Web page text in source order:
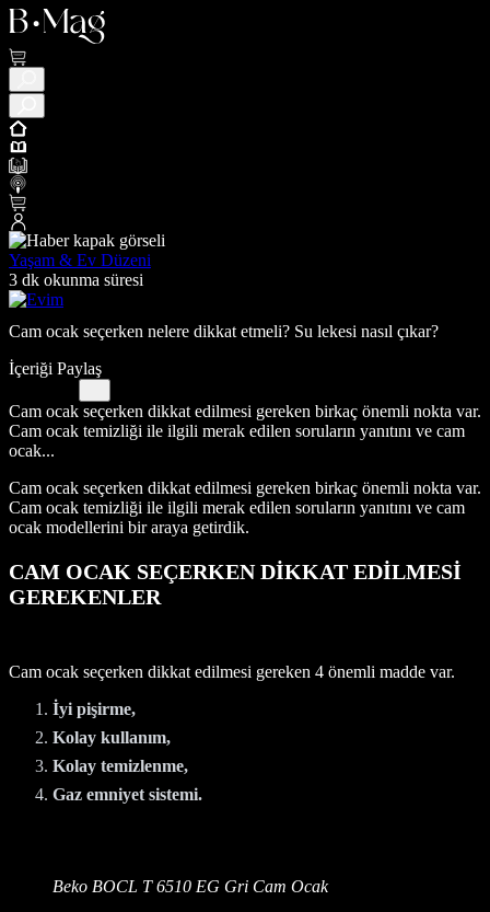
Yaşam & Ev Düzeni
3 dk okunma süresi
Cam ocak seçerken nelere dikkat etmeli? Su lekesi nasıl çıkar?
İçeriği Paylaş
Cam ocak seçerken dikkat edilmesi gereken birkaç önemli nokta var.
Cam ocak temizliği ile ilgili merak edilen soruların yanıtını ve cam
ocak...
Cam ocak seçerken dikkat edilmesi gereken birkaç önemli nokta var.
Cam ocak temizliği ile ilgili merak edilen soruların yanıtını ve cam
ocak modellerini bir araya getirdik.
CAM OCAK SEÇERKEN DİKKAT EDİLMESİ
GEREKENLER
Cam ocak seçerken dikkat edilmesi gereken 4 önemli madde var.
İyi pişirme,
Kolay kullanım,
Kolay temizlenme,
Gaz emniyet sistemi.
Beko BOCL T 6510 EG Gri Cam Ocak